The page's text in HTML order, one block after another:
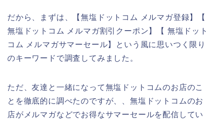
だから、まずは、【無塩ドットコム メルマガ登録】【
無塩ドットコム メルマガ割引クーポン】【 無塩ドット
コム メルマガサマーセール】という風に思いつく限り
のキーワードで調査してみました。
ただ、友達と一緒になって無塩ドットコムのお店のこ
とを徹底的に調べたのですが、、無塩ドットコムのお
店がメルマガなどでお得なサマーセールを配信してい